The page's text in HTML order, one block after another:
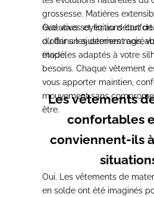
grossesse. Matières
évolutives et finitions
d'offrir un ajustement
étape.
Que vous soyez au début
ou dans les derniers mois,
modèles adaptés à votre
besoins. Chaque vêtement
vous apporter maintien,
mouvement sans
être.
Les vêtements
confortables
conviennent-ils
Oui. Les vêtements de
en solde ont été imaginés